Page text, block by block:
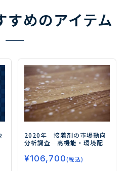
すめのアイテム
2020年 接着剤の市場動向
分析調査―高機能・環境配
―
¥106,700(税込)